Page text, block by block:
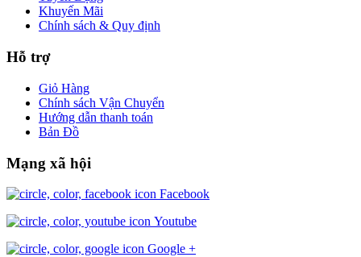
Khuyến Mãi
Chính sách & Quy định
Hỗ trợ
Giỏ Hàng
Chính sách Vận Chuyển
Hướng dẫn thanh toán
Bản Đồ
Mạng xã hội
Facebook
Youtube
Google +